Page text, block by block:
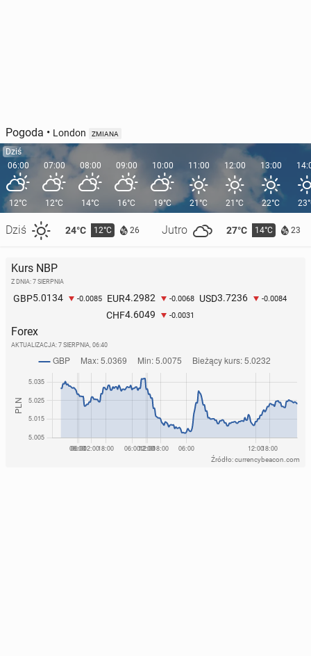
Pogoda • London ZMIANA
Dziś
06:00
12°C
Dziś 24°C 12°C 26 Jutro 27°C 14°C 23
07:00
12°C
08:00
14°C
09:00
16°C
10:00
19°C
11:00
21°C
12:00
21°C
13:00
22°C
Kurs NBP
Z DNIA: 7 SIERPNIA
GBP5.0134 -0.0085 EUR4.2982 -0.0068 USD3.7236 -0.0084
CHF4.6049 -0.0031
Forex
AKTUALIZACJA: 7 SIERPNIA, 06:40
Źródło: currencybeacon.com